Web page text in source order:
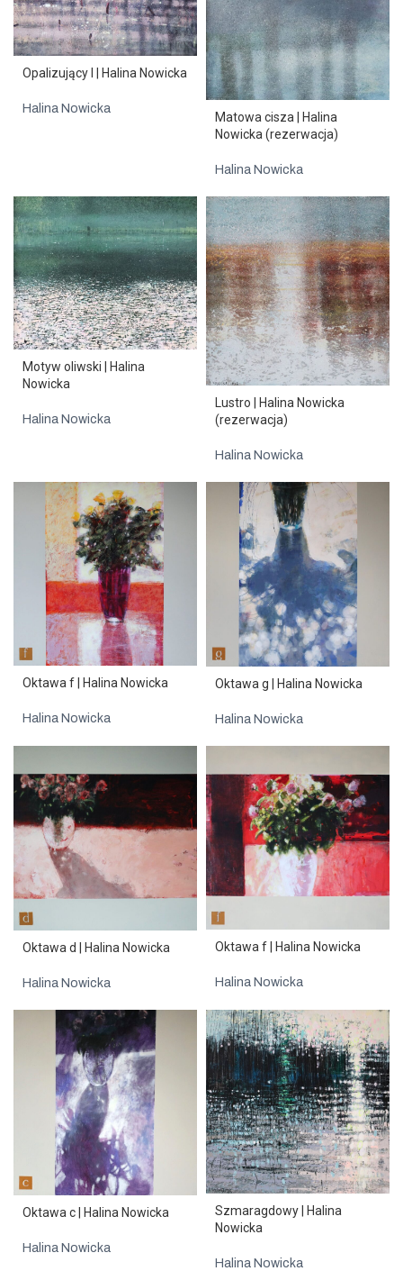
Opalizujący I | Halina Nowicka
Halina Nowicka
Matowa cisza | Halina
Nowicka (rezerwacja)
Halina Nowicka
Motyw oliwski | Halina
Nowicka
Halina Nowicka
Lustro | Halina Nowicka
(rezerwacja)
Halina Nowicka
Oktawa f | Halina Nowicka
Halina Nowicka
Oktawa g | Halina Nowicka
Halina Nowicka
Oktawa d | Halina Nowicka
Halina Nowicka
Oktawa f | Halina Nowicka
Halina Nowicka
Oktawa c | Halina Nowicka
Halina Nowicka
Szmaragdowy | Halina
Nowicka
Halina Nowicka